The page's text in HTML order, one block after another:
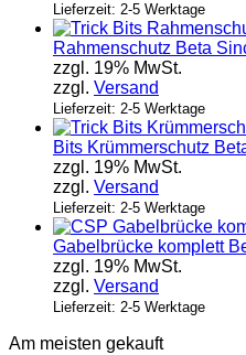
Optionen
können
Produktseite
gewählt
werden
Lieferzeit: 2-5 Werktage
Rahmenschutz Beta
zzgl. 19% MwSt.
zzgl. Versand
Lieferzeit: 2-5 Werktage
Bits Krümmerschutz
zzgl. 19% MwSt.
zzgl. Versand
Lieferzeit: 2-5 Werktage
Gabelbrücke komplett
zzgl. 19% MwSt.
zzgl. Versand
Lieferzeit: 2-5 Werktage
Am meisten gekauft